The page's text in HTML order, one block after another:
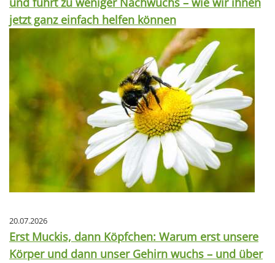
jetzt ganz einfach helfen können
20.07.2026
Erst Muckis, dann Köpfchen: Warum erst unsere
Körper und dann unser Gehirn wuchs – und über